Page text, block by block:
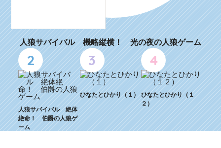
人狼サバイバル 機略縦横！ 光の夜の人狼ゲーム
2
人狼サバイバル 絶体
絶命！ 伯爵の人狼ゲ
ーム
3
ひなたとひかり（１）
4
ひなたとひかり（１
２）